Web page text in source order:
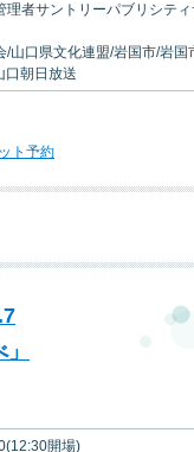
理者サントリーパブリシテ
/山口県文化連盟/岩国市/岩国
口朝日放送
開場)